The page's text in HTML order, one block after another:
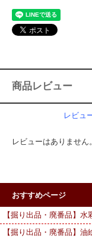
商品レビュー
レビュ
レビューはありません。
おすすめページ
【掘り出品・廃番品】
【掘り出品・廃番品】油